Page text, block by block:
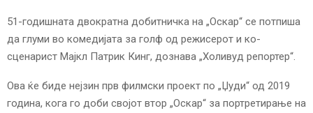
M
E
N
51-годишната двократна добитничка на „Оскар“ се потпиша
да глуми во комедијата за голф од режисерот и ко-
сценарист Мајкл Патрик Кинг, дознава „Холивуд репортер“.
Ова ќе биде нејзин прв филмски проект по „Џуди“ од 2019
година, кога го доби својот втор „Оскар“ за портретирање на